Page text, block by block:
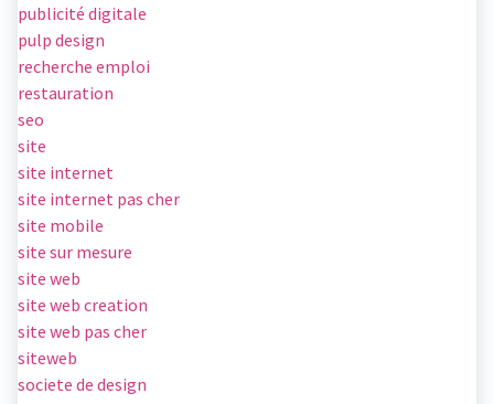
publicité digitale
pulp design
recherche emploi
restauration
seo
site
site internet
site internet pas cher
site mobile
site sur mesure
site web
site web creation
site web pas cher
siteweb
societe de design